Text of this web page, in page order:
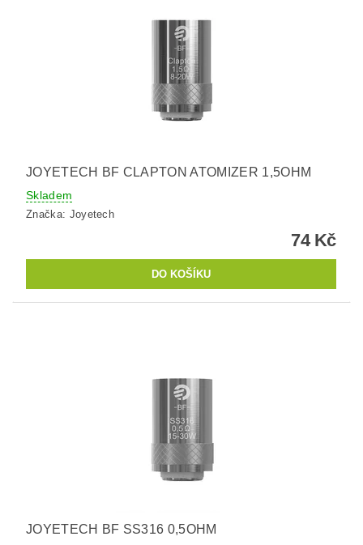
JOYETECH BF CLAPTON ATOMIZER 1,5OHM
Skladem
Značka: Joyetech
74 Kč
JOYETECH BF SS316 0,5OHM